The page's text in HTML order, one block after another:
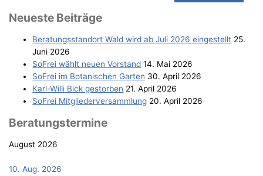
Neu­es­te Beiträge
Bera­tungs­stand­ort Wald wird ab Juli 2026 eingestellt 25.
Juni 2026
SoFrei wählt neu­en Vorstand 14. Mai 2026
SoFrei im Bota­ni­schen Garten 30. April 2026
Karl-Wil­li Bick gestorben 21. April 2026
SoFrei Mit­glie­der­ver­samm­lung 20. April 2026
Bera­tungs­ter­mi­ne
August 2026
10. Aug. 2026